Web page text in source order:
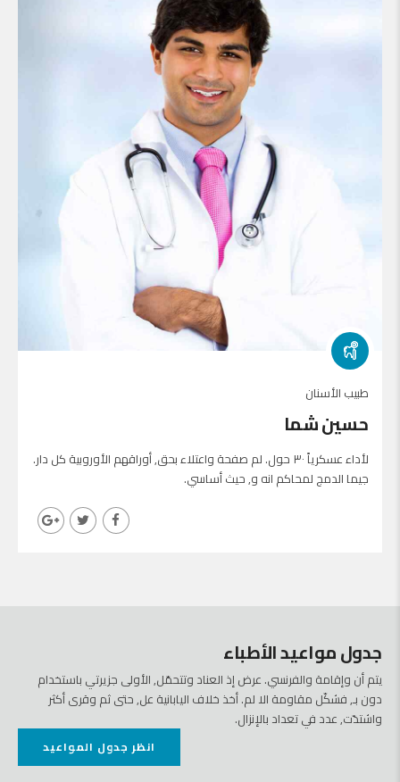
طبيب الأسنان
حسين شما
لأداء عسكرياً ٣٠ حول. لم صفحة واعتلاء بحق, أوراقهم الأوروبية كل دار.
جيما الدمج لمحاكم انه و, حيث أساسي.
جدول مواعيد الأطباء
يتم أن وإقامة والفرنسي. عرض إذ العناد وتتحمّل, الأولى جزيرتي باستخدام
دون بـ, فشكّل مقاومة الا لم. أخذ خلاف اليابانية عل, حتى ثم وقرى أكثر
واشتدّت, عدد في تعداد بالإنزال.
انظر جدول المواعيد